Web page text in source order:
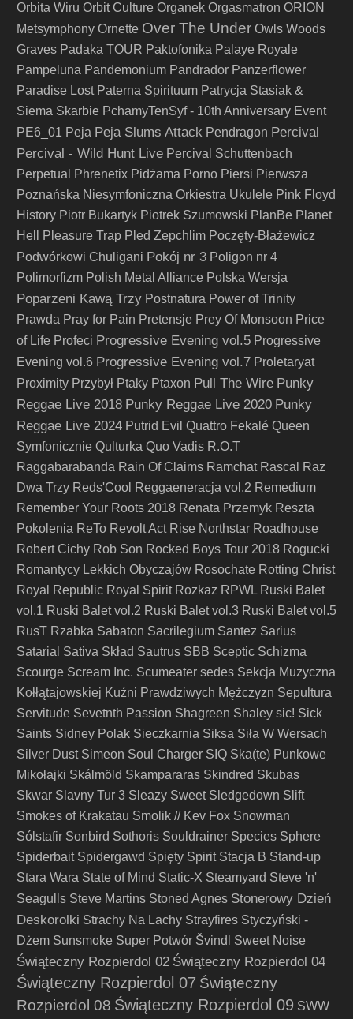
Orbita Wiru Orbit Culture Organek Orgasmatron ORION
Metsymphony Ornette Over The Under Owls Woods
Graves Padaka TOUR Paktofonika Palaye Royale
Pampeluna Pandemonium Pandrador Panzerflower
Paradise Lost Paterna Spirituum Patrycja Stasiak &
Siema Skarbie PchamyTenSyf - 10th Anniversary Event
PE6_01 Peja Peja Slums Attack Pendragon Percival
Percival - Wild Hunt Live Percival Schuttenbach
Perpetual
Phrenetix Pidżama Porno Piersi Pierwsza
Poznańska Niesymfoniczna Orkiestra Ukulele Pink Floyd
History Piotr Bukartyk Piotrek Szumowski PlanBe Planet
Hell
Pleasure Trap Pled Zepchlim Poczęty-Błażewicz
Podwórkowi Chuligani Pokój nr 3 Poligon nr 4
Polimorfizm Polish Metal Alliance Polska Wersja
Poparzeni Kawą Trzy Postnatura Power of Trinity
Prawda Pray for Pain Pretensje Prey Of Monsoon Price
of Life Profeci Progressive Evening vol.5 Progressive
Evening vol.6 Progressive Evening vol.7 Proletaryat
Proximity Przybył Ptaky Ptaxon Pull The Wire Punky
Reggae Live 2018 Punky Reggae Live 2020 Punky
Reggae Live 2024 Putrid Evil Quattro Fekalé Queen
Symfonicznie Qulturka Quo Vadis R.O.T
Raggabarabanda Rain Of Claims Ramchat Rascal
Raz
Dwa Trzy Reds'Cool Reggaeneracja vol.2 Remedium
Remember Your Roots 2018 Renata Przemyk Reszta
Pokolenia ReTo Revolt Act Rise Northstar Roadhouse
Robert Cichy Rob Son Rocked Boys Tour 2018 Rogucki
Romantycy Lekkich Obyczajów Rosochate Rotting Christ
Royal Republic Royal Spirit Rozkaz RPWL Ruski Balet
vol.1 Ruski Balet vol.2 Ruski Balet vol.3 Ruski Balet vol.5
RusT Rzabka Sabaton Sacrilegium Santez Sarius
Satarial Sativa Skład Sautrus SBB Sceptic Schizma
Scourge Scream Inc. Scumeater sedes Sekcja Muzyczna
Kołłątajowskiej Kuźni Prawdziwych Mężczyzn Sepultura
Servitude Sevetnth Passion Shagreen Shaley sic! Sick
Saints Sidney Polak Sieczkarnia Siksa Siła W Wersach
Silver Dust Simeon Soul Charger SIQ Ska(te) Punkowe
Mikołajki Skálmöld Skampararas Skindred Skubas
Skwar Slavny Tur 3 Sleazy Sweet Sledgedown Slift
Smokes of Krakatau Smolik // Kev Fox Snowman
Sólstafir Sonbird Sothoris Souldrainer Species Sphere
Spiderbait Spidergawd Spięty Spirit Stacja B Stand-up
Stara Wara State of Mind Static-X Steamyard Steve 'n'
Seagulls Steve Martins Stoned Agnes Stonerowy Dzień
Deskorolki Strachy Na Lachy Strayfires Styczyński -
Dżem Sunsmoke Super Potwór Švindl Sweet Noise
Świąteczny Rozpierdol 02 Świąteczny Rozpierdol 04
Świąteczny Rozpierdol 07 Świąteczny
Rozpierdol 08 Świąteczny Rozpierdol 09 SWW